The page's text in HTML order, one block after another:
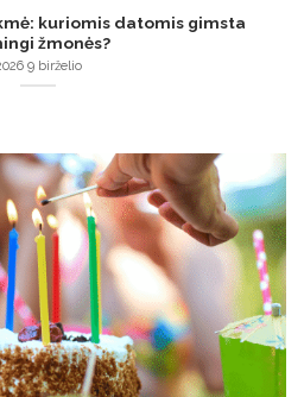
kuriomis datomis gimsta
žmonės?
9 birželio